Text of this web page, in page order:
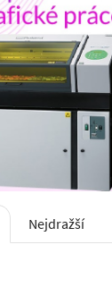
Nejdražší
plast